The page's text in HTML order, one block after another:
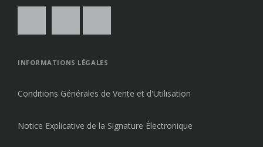
INFORMATIONS LÉGALES
Conditions Générales de Vente et d'Utilisation
Notice Explicative de la Signature Électronique